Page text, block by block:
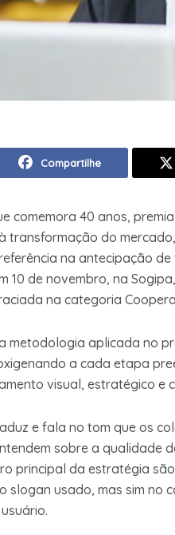
Compartilhe
comemora 40 anos,
transformação do
na antecipação
10 de novembro, na
na categoria
metodologia aplicada no
a cada etapa
visual, estratégico
e fala no tom que os
sobre a qualidade
principal da estratégia
slogan usado, mas sim